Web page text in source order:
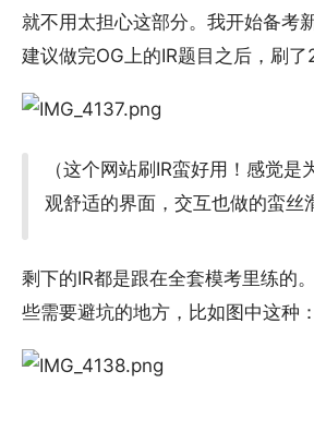
就不用太担心这部分。我开始备考
建议做完OG上的IR题目之后，刷
（这个网站刷IR蛮好用！感觉是
观舒适的界面，交互也做的蛮丝
剩下的IR都是跟在全套模考里练的
些需要避坑的地方，比如图中这种：